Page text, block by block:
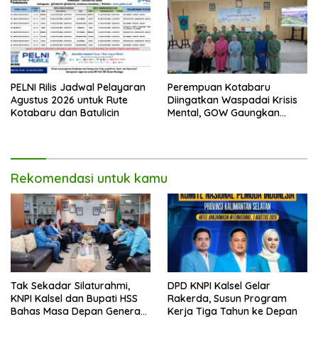
PELNI Rilis Jadwal Pelayaran
Agustus 2026 untuk Rute
Kotabaru dan Batulicin
Perempuan Kotabaru
Diingatkan Waspadai Krisis
Mental, GOW Gaungkan
Rekomendasi untuk kamu
Tak Sekadar Silaturahmi,
KNPI Kalsel dan Bupati HSS
Bahas Masa Depan Generasi
DPD KNPI Kalsel Gelar
Rakerda, Susun Program
Kerja Tiga Tahun ke Depan